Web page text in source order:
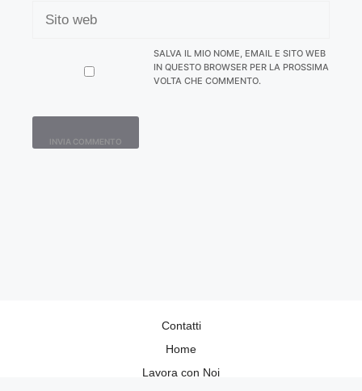
WEB
SALVA IL MIO NOME, EMAIL E SITO WEB
IN QUESTO BROWSER PER LA PROSSIMA
VOLTA CHE COMMENTO.
Contatti
Home
Lavora con Noi